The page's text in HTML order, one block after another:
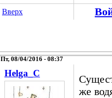
Вверх
Пт, 08/04/2016 - 08:37
Helga_C
же